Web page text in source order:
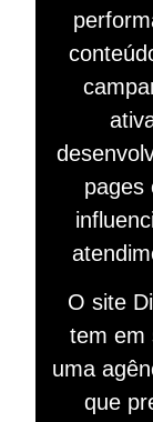
pages
O site
tem em
uma
que